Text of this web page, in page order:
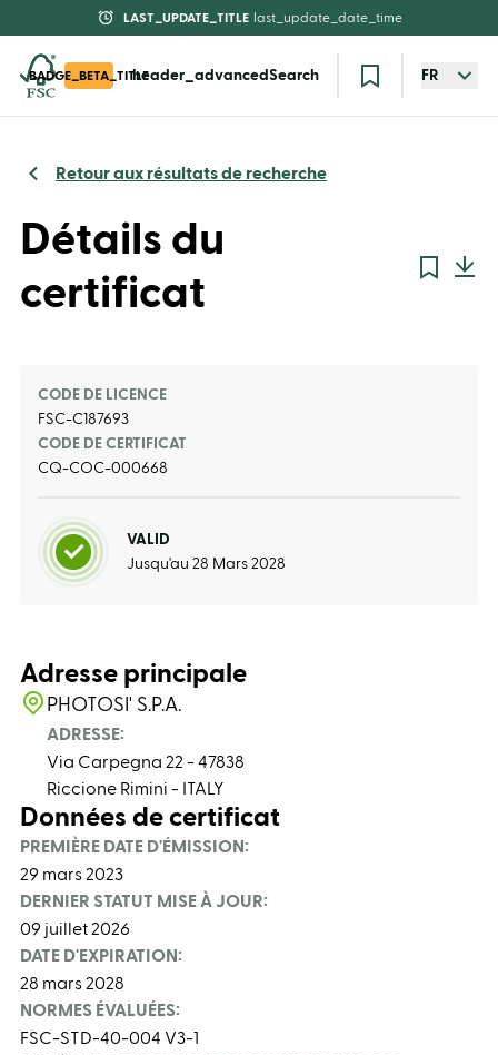
LAST_UPDATE_TITLE last_update_date_time
BADGE_BETA_TITLEheader_advancedSearch FR
Retour aux résultats de recherche
Détails du
certificat
CODE DE LICENCE
FSC-C187693
CODE DE CERTIFICAT
CQ-COC-000668
VALID
Jusqu'au 28 Mars 2028
Adresse principale
PHOTOSI' S.P.A.
ADRESSE:
Via Carpegna 22 - 47838
Riccione Rimini - ITALY
Données de certificat
PREMIÈRE DATE D'ÉMISSION:
29 mars 2023
DERNIER STATUT MISE À JOUR:
09 juillet 2026
DATE D'EXPIRATION:
28 mars 2028
NORMES ÉVALUÉES:
FSC-STD-40-004 V3-1